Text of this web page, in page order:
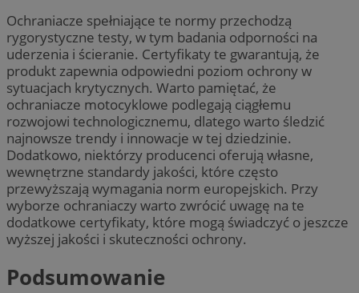
Ochraniacze spełniające te normy przechodzą
rygorystyczne testy, w tym badania odporności na
uderzenia i ścieranie. Certyfikaty te gwarantują, że
produkt zapewnia odpowiedni poziom ochrony w
sytuacjach krytycznych. Warto pamiętać, że
ochraniacze motocyklowe podlegają ciągłemu
rozwojowi technologicznemu, dlatego warto śledzić
najnowsze trendy i innowacje w tej dziedzinie.
Dodatkowo, niektórzy producenci oferują własne,
wewnętrzne standardy jakości, które często
przewyższają wymagania norm europejskich. Przy
wyborze ochraniaczy warto zwrócić uwagę na te
dodatkowe certyfikaty, które mogą świadczyć o jeszcze
wyższej jakości i skuteczności ochrony.
Podsumowanie